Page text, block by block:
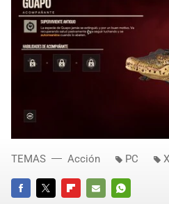
TEMAS Acción PC